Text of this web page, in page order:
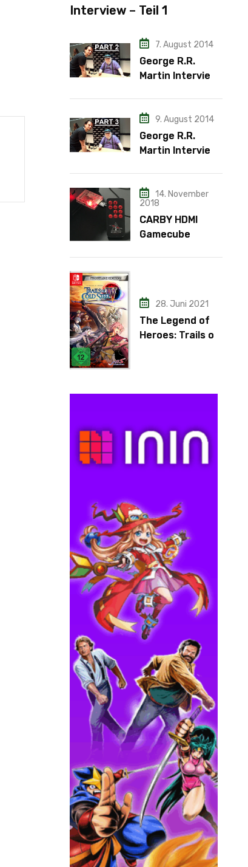
Interview – Teil 1
7. August 2014
George R.R.
Martin Interview
9. August 2014
George R.R.
Martin Interview
14. November
2018
CARBY HDMI
Gamecube
28. Juni 2021
The Legend of
Heroes: Trails of